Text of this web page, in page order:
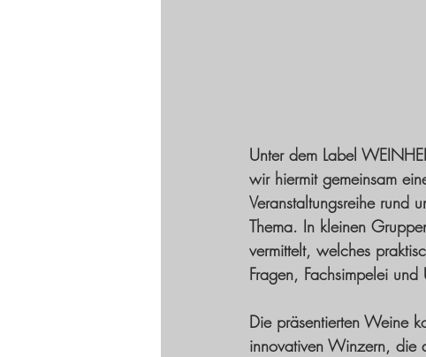
Unter dem Label
wir hiermit gemeinsam
Veranstaltungsreihe rund
Thema. In kleinen
vermittelt, welches
Fragen, Fachsimpelei
Die präsentierten Weine
innovativen Winzern, die